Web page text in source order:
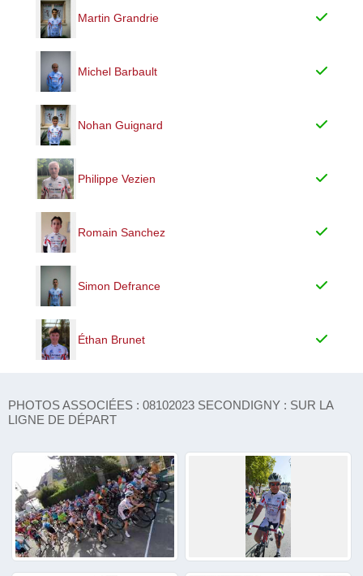
Martin Grandrie
Michel Barbault
Nohan Guignard
Philippe Vezien
Romain Sanchez
Simon Defrance
Éthan Brunet
PHOTOS ASSOCIÉES : 08102023 SECONDIGNY : SUR LA
LIGNE DE DÉPART